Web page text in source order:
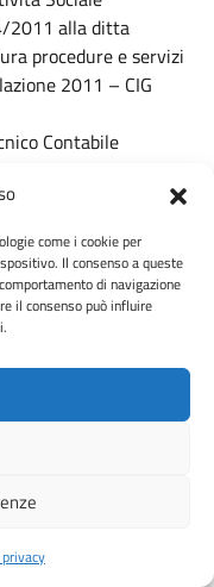
come i cookie per
Il consenso a queste
di navigazione
il consenso può influire
2011 alla ditta
procedure e servizi
2011 – CIG
Contabile
– anno 2011
Manutentivo
sig.ra. Gargano
srl. di Palermo per
di Sclafani Bagni
1278443C86
di viaggio al